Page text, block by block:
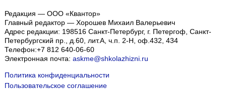
Редакция — ООО «Квантор»
Главный редактор — Хорошев Михаил Валерьевич
Адрес редакции: 198516 Санкт-Петербург, г. Петергоф Санкт-
Петербургский пр., д.60, лит.А, ч.п. 2-Н, оф.432, 434
Телефон:+7 812 640-06-60
Электронная почта: askme@shkolazhizni.ru
Политика конфиденциальности
Пользовательское соглашение